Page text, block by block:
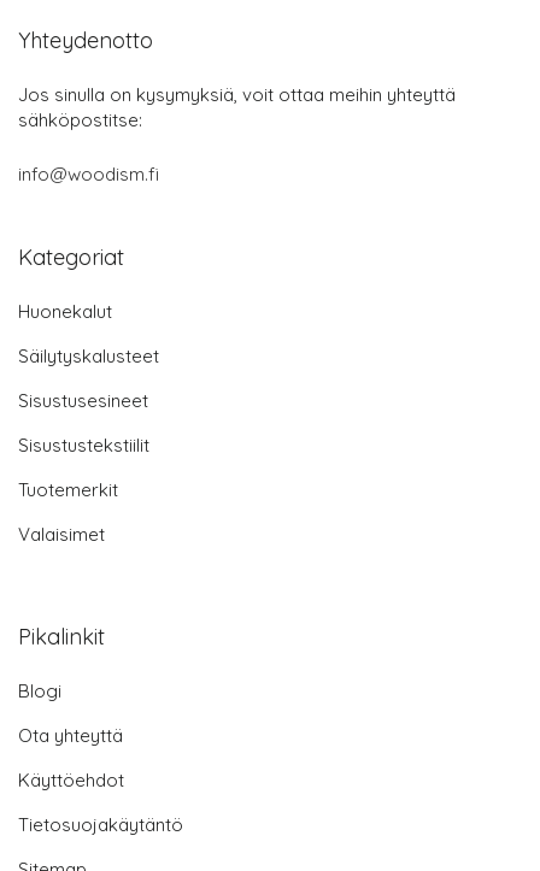
Yhteydenotto
Jos sinulla on kysymyksiä, voit ottaa meihin yhteyttä
sähköpostitse:
info@woodism.fi
Kategoriat
Huonekalut
Säilytyskalusteet
Sisustusesineet
Sisustustekstiilit
Tuotemerkit
Valaisimet
Pikalinkit
Blogi
Ota yhteyttä
Käyttöehdot
Tietosuojakäytäntö